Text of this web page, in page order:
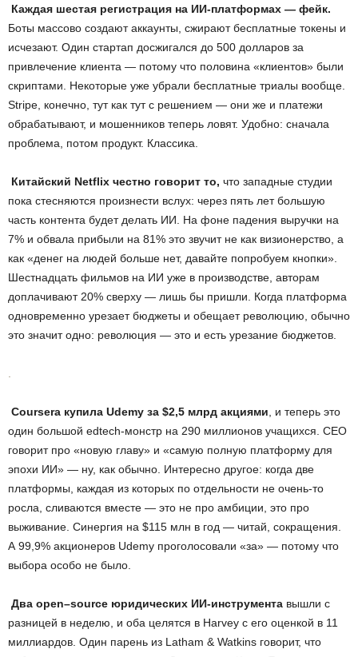
Каждая шестая регистрация на ИИ-платформах — фейк.
Боты массово создают аккаунты, сжирают бесплатные токены и
исчезают. Один стартап досжигался до 500 долларов за
привлечение клиента — потому что половина «клиентов» были
скриптами. Некоторые уже убрали бесплатные триалы вообще.
Stripe, конечно, тут как тут с решением — они же и платежи
обрабатывают, и мошенников теперь ловят. Удобно: сначала
проблема, потом продукт. Классика.
Китайский Netflix честно говорит то, что западные студии
пока стесняются произнести вслух: через пять лет большую
часть контента будет делать ИИ. На фоне падения выручки на
7% и обвала прибыли на 81% это звучит не как визионерство, а
как «денег на людей больше нет, давайте попробуем кнопки».
Шестнадцать фильмов на ИИ уже в производстве, авторам
доплачивают 20% сверху — лишь бы пришли. Когда платформа
одновременно урезает бюджеты и обещает революцию, обычно
это значит одно: революция — это и есть урезание бюджетов.
.
Coursera купила Udemy за $2,5 млрд акциями, и теперь это
один большой edtech-монстр на 290 миллионов учащихся. CEO
говорит про «новую главу» и «самую полную платформу для
эпохи ИИ» — ну, как обычно. Интересно другое: когда две
платформы, каждая из которых по отдельности не очень-то
росла, сливаются вместе — это не про амбиции, это про
выживание. Синергия на $115 млн в год — читай, сокращения.
А 99,9% акционеров Udemy проголосовали «за» — потому что
выбора особо не было.
Два open–source юридических ИИ-инструмента вышли с
разницей в неделю, и оба целятся в Harvey с его оценкой в 11
миллиардов. Один парень из Latham & Watkins говорит, что